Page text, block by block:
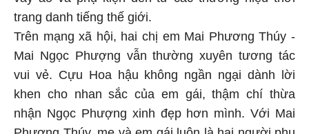
trang danh tiếng thế giới.
Trên mạng xã hội, hai chị em Mai Phương Thúy -
Mai Ngọc Phượng vẫn thường xuyên tương tác
vui vẻ. Cựu Hoa hậu không ngần ngại dành lời
khen cho nhan sắc của em gái, thậm chí thừa
nhận Ngọc Phượng xinh đẹp hơn mình. Với Mai
Phương Thúy, mẹ và em gái luôn là hai người phụ